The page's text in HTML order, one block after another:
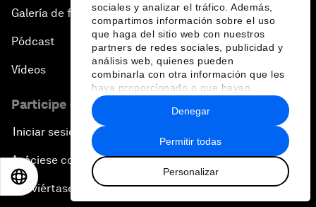
sociales y analizar el tráfico. Además,
compartimos información sobre el uso
que haga del sitio web con nuestros
partners de redes sociales, publicidad y
análisis web, quienes pueden
combinarla con otra información que les
haya proporcionado o que hayan
recopilado a partir del uso que haya
hecho de sus servicios.
Permitir todas
Personalizar
Denegar
Galería de fotos
Pódcast
Vídeos
Participe en el Foro
Iniciar sesión
Asóciese con nosotros
Conviértase en miembro